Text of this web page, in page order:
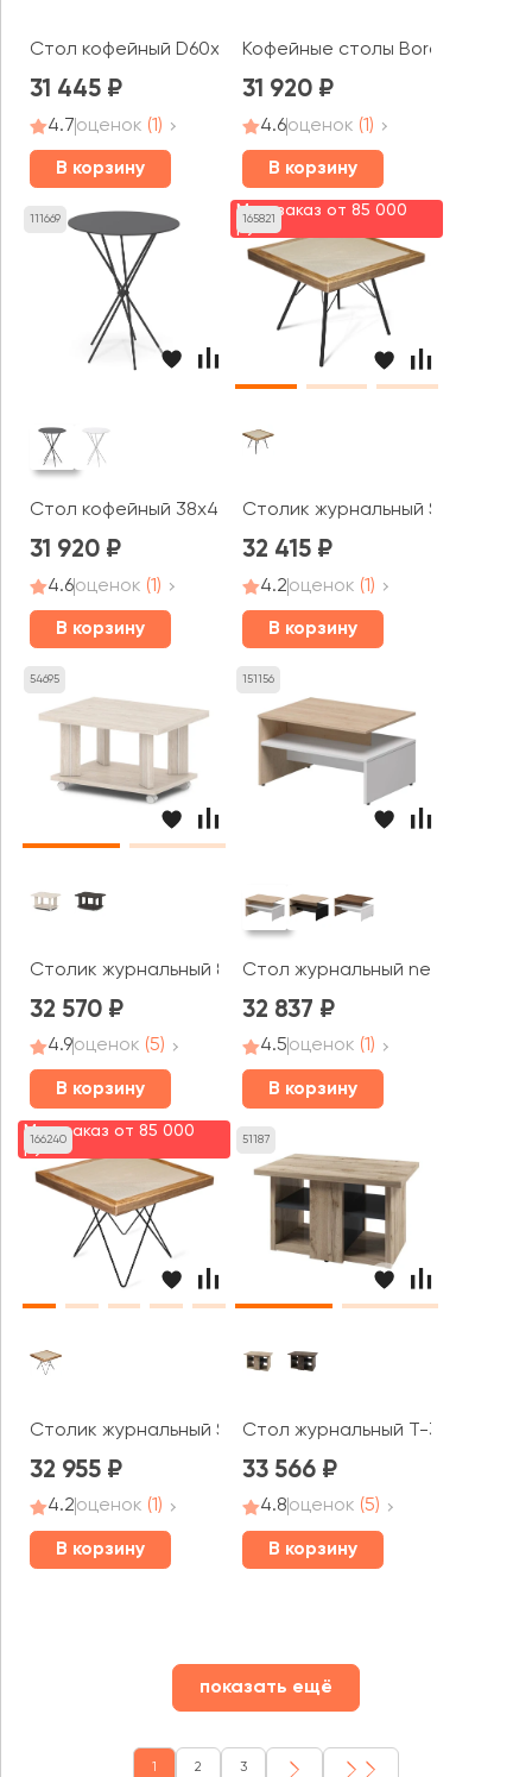
Стол кофейный D60x50 Cafe
31 445
4.7оценок (1)
В корзину
Кофейные столы Bora
31 920
4.6оценок (1)
В корзину
111669
Стол кофейный 38x48 Bora S
31 920
4.6оценок (1)
В корзину
165821
Мин. заказ от 85 000
руб.
Столик журнальный SHT-S37/
32 415
4.2оценок (1)
В корзину
54695
Столик журнальный 800x600x450 Сентида Люкс /
32 570
4.9оценок (5)
В корзину
151156
Стол журнальный new
32 837
4.5оценок (1)
В корзину
166240
Мин. заказ от 85 000
руб.
Столик журнальный SHT-TU37/ДУБ/КЕРАМИКА 60/60
32 955
4.2оценок (1)
В корзину
51187
Стол журнальный T-310
33 566
4.8оценок (5)
В корзину
показать ещё
1 2 3